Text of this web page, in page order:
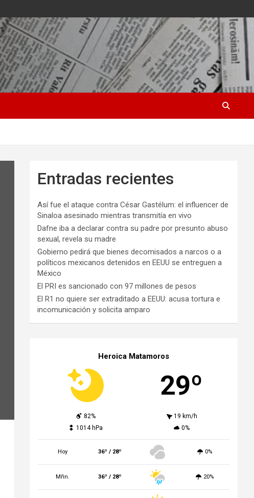
Entradas recientes
Así fue el ataque contra César Gastélum: el influencer de
Sinaloa asesinado mientras transmitía en vivo
Dafne iba a declarar contra su padre por presunto abuso
sexual, revela su madre
Gobierno pedirá que bienes decomisados a narcos o a
políticos mexicanos detenidos en EEUU se entreguen a
México
El PRI es sancionado con 97 millones de pesos
El R1 no quiere ser extraditado a EEUU: acusa tortura e
incomunicación y solicita amparo
Heroica Matamoros
29º
82%
19 km/h
1014 hPa
0%
Hoy 36º / 28º 0%
Mñn. 36º / 28º 20%